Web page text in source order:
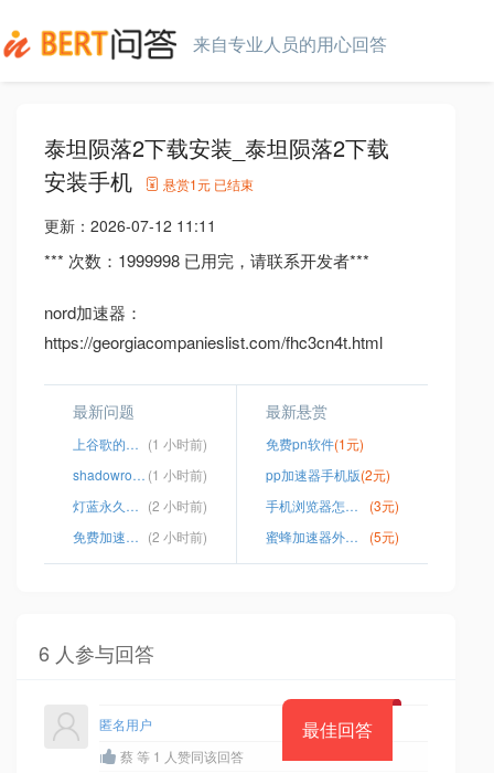
来自专业人员的用心回答
泰坦陨落2下载安装_泰坦陨落2下载
安装手机
悬赏1元 已结束
更新： 2026-07-12 11:11
*** 次数：1999998 已用完，请联系开发者***
nord加速器：
https://georgiacompanieslist.com/fhc3cn4t.html
最新问题
上谷歌的办法 (1 小时前)
shadowrocket怎么购买节点 (1 小时前)
灯蓝永久免费加速器分享 (2 小时前)
免费加速器海外 (2 小时前)
最新悬赏
免费pn软件(1元)
pp加速器手机版(2元)
手机浏览器怎么访问谷歌
(3元)
蜜蜂加速器外网免费
(5元)
6 人参与回答
最佳回答
匿名用户
蔡 等 1 人赞同该回答